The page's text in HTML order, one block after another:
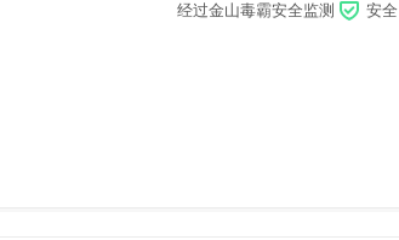
经过金山毒霸安全监测 安全